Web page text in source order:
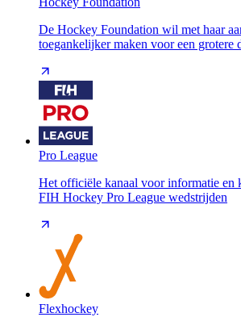
De Hockey Foundation wil met haar
toegankelijker maken voor een grotere
Pro League
Het officiële kanaal voor informatie en
FIH Hockey Pro League wedstrijden
Flexhockey